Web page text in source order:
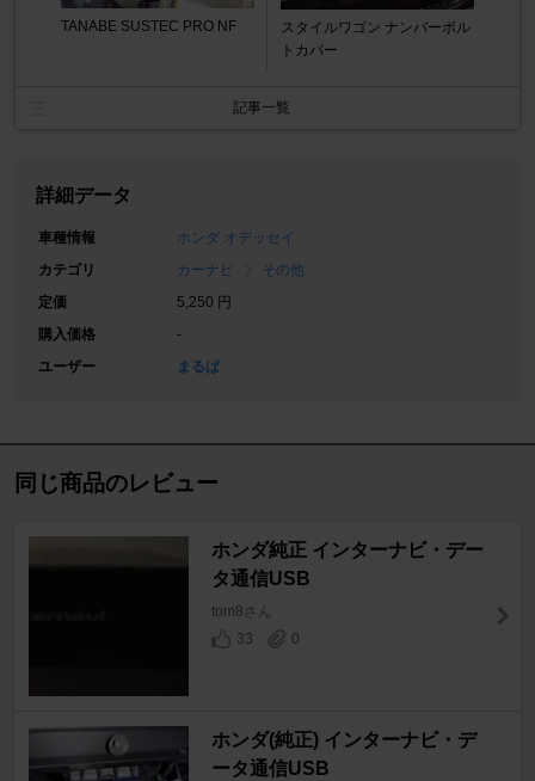
TANABE SUSTEC PRO NF
スタイルワゴン ナンバーボル
トカバー
記事一覧
詳細データ
車種情報
ホンダ オデッセイ
カテゴリ
カーナビ
その他
定価
5,250 円
購入価格
-
ユーザー
まるぱ
同じ商品のレビュー
ホンダ純正 インターナビ・デー
タ通信USB
tom8さん
33
0
ホンダ(純正) インターナビ・デ
ータ通信USB